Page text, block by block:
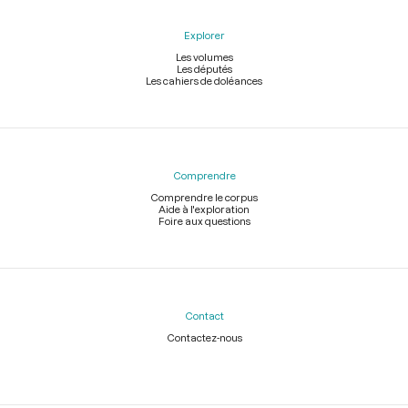
Explorer
Les volumes
Les députés
Les cahiers de doléances
Comprendre
Comprendre le corpus
Aide à l'exploration
Foire aux questions
Contact
Contactez-nous
Légal